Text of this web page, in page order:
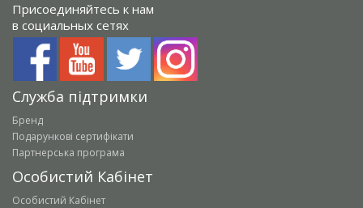
Присоединяйтесь к нам
в социальных сетях
Служба підтримки
Бренд
Подарункові сертифікати
Партнерська програма
Особистий Кабінет
Особистий Кабінет